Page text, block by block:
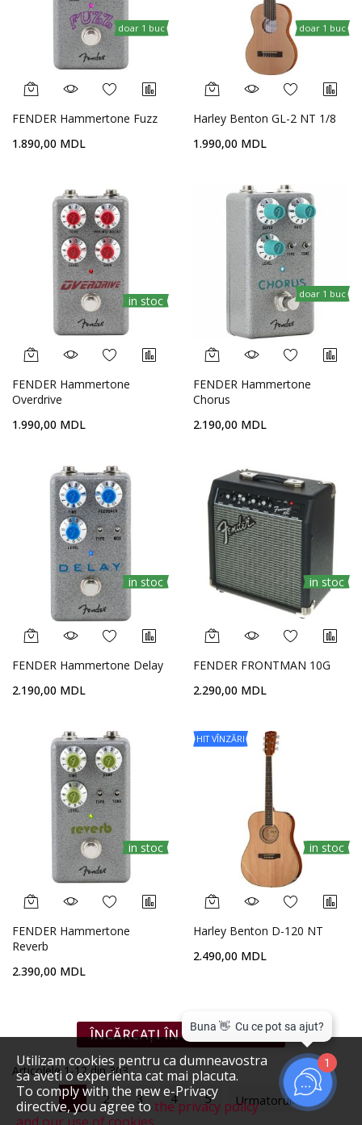
Utilizam cookies pentru ca dumneavostra
sa aveti o experienta cat mai placuta.
To comply with the new e-Privacy
directive, you agree to the privacy policy
doar 1 buc
FENDER Hammertone Fuzz
1.890,00 MDL
doar 1 buc
Harley Benton GL-2 NT 1/8
1.990,00 MDL
in stoc
FENDER Hammertone
Overdrive
1.990,00 MDL
doar 1 buc
FENDER Hammertone
Chorus
2.190,00 MDL
in stoc
FENDER Hammertone Delay
2.190,00 MDL
in stoc
FENDER FRONTMAN 10G
2.290,00 MDL
in stoc
FENDER Hammertone
Reverb
2.390,00 MDL
in stoc
HIT VÎNZĂRI
Harley Benton D-120 NT
2.490,00 MDL
ÎNCĂRCAȚI ÎN CONTINUARE
Articolele1-12din303
1 2 3 4 5 Urmatorul
1